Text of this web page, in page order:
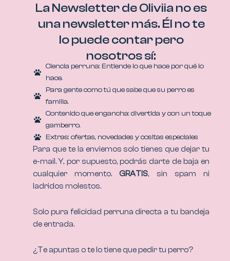
La Newsletter de Oliviia no es
una newsletter más. Él no te
lo puede contar pero
nosotros sí:
Ciencia perruna: Entiende lo que hace por qué lo
hace.
Para gente como tú que sabe que su perro es
familia.
Contenido que engancha: divertida y con un toque
gamberro.
Extras: ofertas, novedades y cositas especiales
Para que te la enviemos solo tienes que dejar tu
e-mail. Y, por supuesto, podrás darte de baja en
cualquier momento. GRATIS, sin spam ni
ladridos molestos.
Solo pura felicidad perruna directa a tu bandeja
de entrada.
¿Te apuntas o te lo tiene que pedir tu perro?